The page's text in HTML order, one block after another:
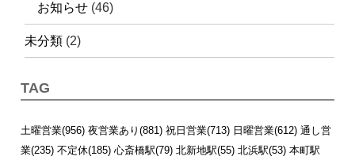
お知らせ (46)
未分類 (2)
TAG
土曜営業(956) 夜営業あり(881) 祝日営業(713) 日曜営業(612) 通し営
業(235) 不定休(185) 心斎橋駅(79) 北新地駅(55) 北浜駅(53) 本町駅